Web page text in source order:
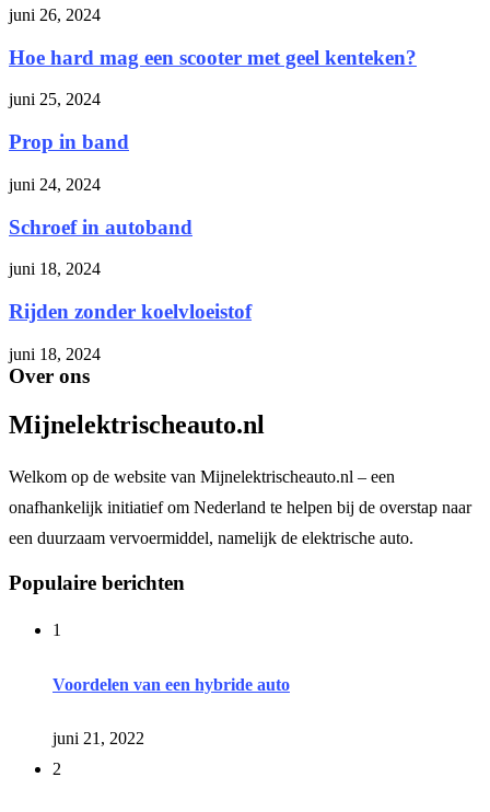
juni 26, 2024
Hoe hard mag een scooter met geel kenteken?
juni 25, 2024
Prop in band
juni 24, 2024
Schroef in autoband
juni 18, 2024
Rijden zonder koelvloeistof
juni 18, 2024
Over ons
Mijnelektrischeauto.nl
Welkom op de website van Mijnelektrischeauto.nl – een
onafhankelijk initiatief om Nederland te helpen bij de overstap naar
een duurzaam vervoermiddel, namelijk de elektrische auto.
Populaire berichten
1
Voordelen van een hybride auto
juni 21, 2022
2